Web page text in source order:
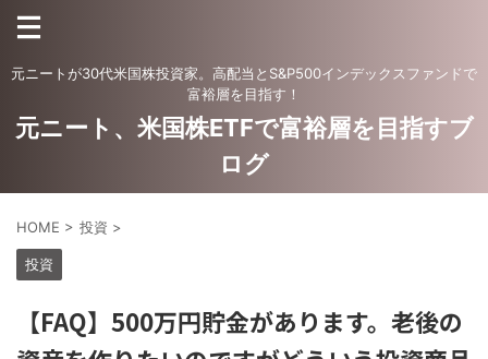
元ニートが30代米国株投資家。高配当とS&P500インデックスファンドで
富裕層を目指す！
元ニート、米国株ETFで富裕層を目指すブ
ログ
HOME > 投資 >
投資
【FAQ】500万円貯金があります。老後の